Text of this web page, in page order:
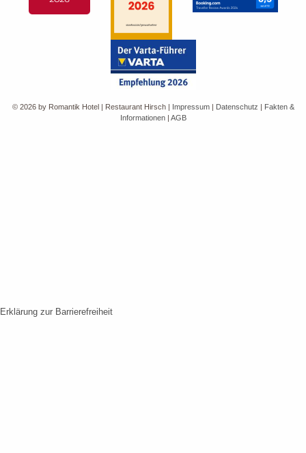
© 2026 by Romantik Hotel | Restaurant Hirsch| Impressum| Datenschutz | Fakten &
Informationen| AGB
Erklärung zur Barrierefreiheit